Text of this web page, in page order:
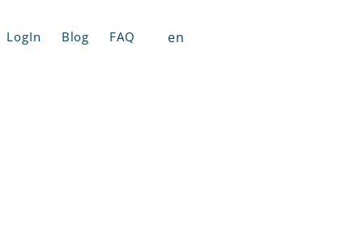
LogIn Blog FAQ en